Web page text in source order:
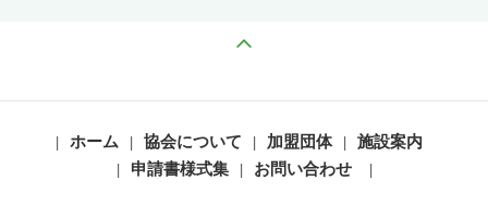
ホーム 協会について 加盟団体
施設案内
申請書様式集
お問い合わせ